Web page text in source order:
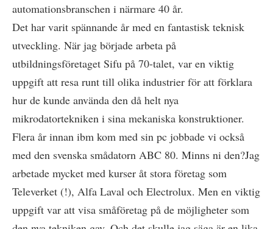
automationsbranschen i närmare 40 år.
Det har varit spännande år med en fantastisk teknisk
utveckling. När jag började arbeta på
utbildningsföretaget Sifu på 70-talet, var en viktig
uppgift att resa runt till olika industrier för att förklara
hur de kunde använda den då helt nya
mikrodatortekniken i sina mekaniska konstruktioner.
Flera år innan ibm kom med sin pc jobbade vi också
med den svenska smådatorn ABC 80. Minns ni den?Jag
arbetade mycket med kurser åt stora företag som
Televerket (!), Alfa Laval och Electrolux. Men en viktig
uppgift var att visa småföretag på de möjligheter som